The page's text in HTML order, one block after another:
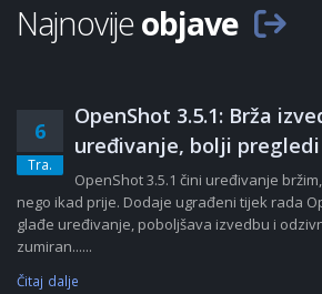
Najnovijeobjave
6
Tra.
OpenShot 3.5.1: Brža
uređivanje, bolji pregledi
OpenShot 3.5.1 čini uređivanje
nego ikad prije. Dodaje ugrađeni tijek rada
glađe uređivanje, poboljšava izvedbu i
zumiran......
Čitaj dalje